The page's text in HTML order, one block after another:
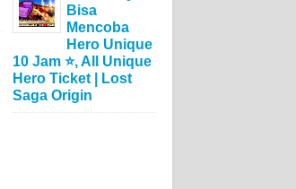
Bisa
Mencoba
Hero Unique
10 Jam ⭐, All Unique
Hero Ticket | Lost
Saga Origin